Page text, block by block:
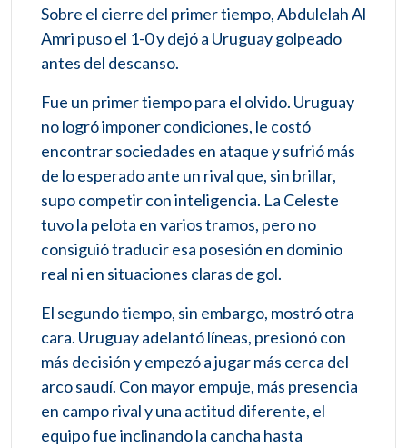
Sobre el cierre del primer tiempo, Abdulelah Al
Amri puso el 1-0 y dejó a Uruguay golpeado
antes del descanso.
Fue un primer tiempo para el olvido. Uruguay
no logró imponer condiciones, le costó
encontrar sociedades en ataque y sufrió más
de lo esperado ante un rival que, sin brillar,
supo competir con inteligencia. La Celeste
tuvo la pelota en varios tramos, pero no
consiguió traducir esa posesión en dominio
real ni en situaciones claras de gol.
El segundo tiempo, sin embargo, mostró otra
cara. Uruguay adelantó líneas, presionó con
más decisión y empezó a jugar más cerca del
arco saudí. Con mayor empuje, más presencia
en campo rival y una actitud diferente, el
equipo fue inclinando la cancha hasta